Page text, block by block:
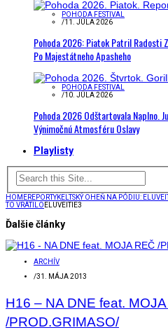
POHODA FESTIVAL
/11. JÚLA 2026
Pohoda 2026: Piatok Patril Radosti
Po Majestátneho Apasheho
POHODA FESTIVAL
/10. JÚLA 2026
Pohoda 2026 Odštartovala Naplno.
Výnimočnú Atmosféru Oslavy
Playlisty
HOMEREPORTYKELTSKÝ OHEŇ NA PÓDIU:
TO VRÁTILO ELUVEITIE3
Ďalšie články
ARCHÍV
/31. MÁJA 2013
H16 – NA DNE feat.
/PROD.GRIMASO/